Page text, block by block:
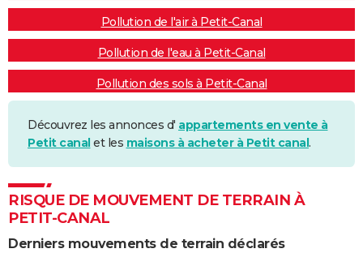
Pollution de l'air à Petit-Canal
Pollution de l'eau à Petit-Canal
Pollution des sols à Petit-Canal
Découvrez les annonces d' appartements en vente à
Petit canal et les maisons à acheter à Petit canal.
RISQUE DE MOUVEMENT DE TERRAIN À
PETIT-CANAL
Derniers mouvements de terrain déclarés